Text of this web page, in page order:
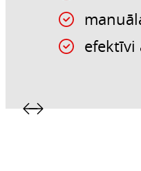
efektīvi